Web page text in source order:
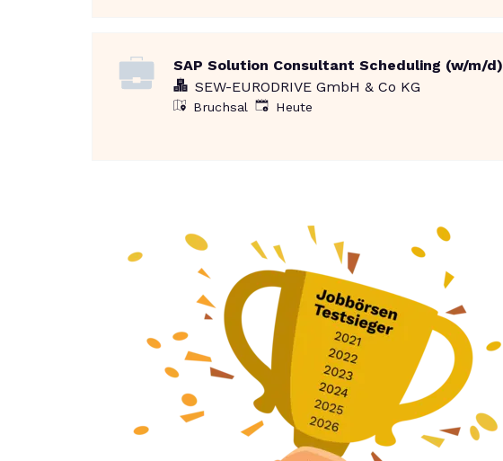
SAP Solution Consultant Scheduling (w/m/d)
SEW-EURODRIVE GmbH & Co KG
Bruchsal Veröffentlicht
Heute